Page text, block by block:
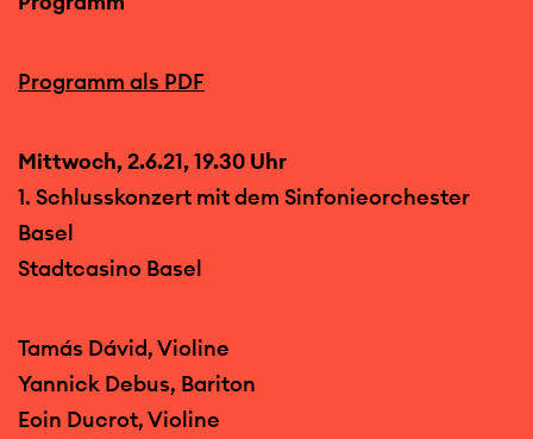
Programm als PDF
Mittwoch, 2.6.21, 19.30 Uhr
1. Schlusskonzert mit dem Sinfonieorchester
Basel
Stadtcasino Basel
Tamás Dávid, Violine
Yannick Debus, Bariton
Eoin Ducrot, Violine